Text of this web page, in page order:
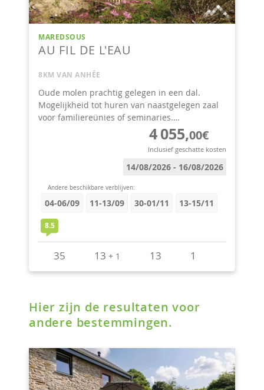
Hier zijn de resultaten voor
andere bestemmingen.